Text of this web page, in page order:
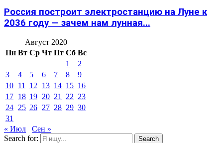
Россия построит электростанцию на Луне к
2036 году — зачем нам лунная...
Август 2020
Пн Вт Ср Чт Пт Сб Вс
1
2
3
4 5 6 7 8
9
10 11 12 13 14 15 16
17 18 19 20 21 22 23
24 25 26 27 28 29 30
31
« Июл
Сен »
Search for:
Search